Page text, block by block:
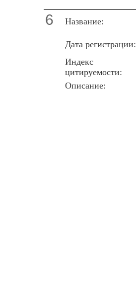
6 Название:
Дата регистрации:
Индекс
цитируемости:
Описание: